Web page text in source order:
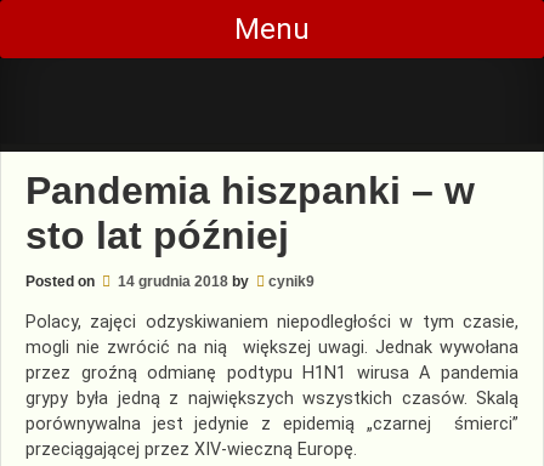
Skip
content
Menu
Pandemia hiszpanki – w
sto lat później
Posted on 14 grudnia 2018 by cynik9
Polacy, zajęci odzyskiwaniem niepodległości w tym czasie,
mogli nie zwrócić na nią większej uwagi. Jednak wywołana
przez groźną odmianę podtypu H1N1 wirusa A pandemia
grypy była jedną z największych wszystkich czasów. Skalą
porównywalna jest jedynie z epidemią „czarnej śmierci”
przeciągającej przez XIV-wieczną Europę.